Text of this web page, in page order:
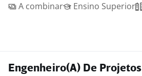
A combinar
Ensino Superior
Engenheiro(A) De Projetos